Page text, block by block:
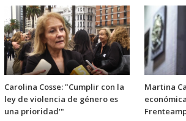
Carolina Cosse: "Cumplir con la
ley de violencia de género es
una prioridad'"
Martina